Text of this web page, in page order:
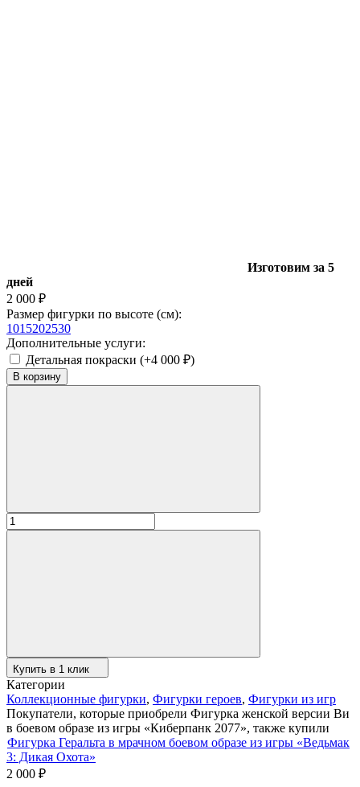
Изготовим за 5
дней
2 000 ₽
Размер фигурки по высоте (см):
1015202530
Дополнительные услуги:
Детальная покраски (+4 000 ₽)
В корзину
Купить в 1 клик
Категории
Коллекционные фигурки, Фигурки героев, Фигурки из игр
Покупатели, которые приобрели Фигурка женской версии Ви
в боевом образе из игры «Киберпанк 2077», также купили
Фигурка Геральта в мрачном боевом образе из игры «Ведьмак
3: Дикая Охота»
2 000 ₽